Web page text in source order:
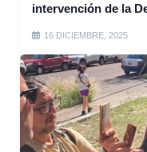
intervención de la
16 DICIEMBRE, 2025